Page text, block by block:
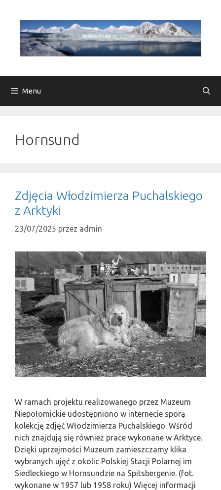
Menu
Hornsund
Zdjęcia Włodzimierza Puchalskiego
z Arktyki
23/07/2025 przez admin
W ramach projektu realizowanego przez Muzeum
Niepołomickie udostępniono w internecie sporą
kolekcję zdjęć Włodzimierza Puchalskiego. Wśród
nich znajdują się również prace wykonane w Arktyce.
Dzięki uprzejmości Muzeum zamieszczamy klika
wybranych ujęć z okolic Polskiej Stacji Polarnej im
Siedleckiego w Hornsundzie na Spitsbergenie. (fot.
wykonane w 1957 lub 1958 roku) Więcej informacji